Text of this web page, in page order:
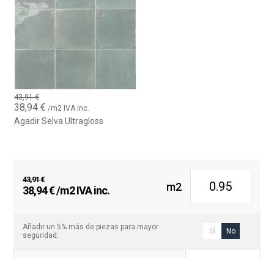
43,91€
El
precio
original
38,94€ El
precio
actual
/m2 IVA inc.
Agadir Selva Ultragloss
43,91€
El
era:
43,91 €.
38,94€El
es:
38,94 €.
/m2 IVA inc. m2
Añadir un 5% más de piezas para mayor
seguridad:
Sí No